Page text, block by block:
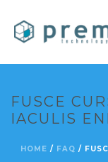
FUSCE
IACULIS
HOME / FAQ /